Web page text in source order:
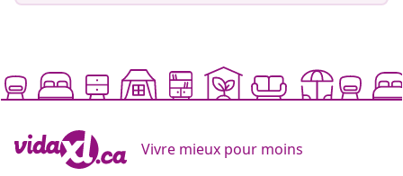
Vivre mieux pour moins